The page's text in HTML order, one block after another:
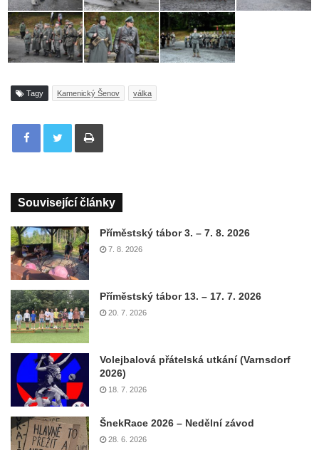
Tagy Kamenický Šenov válka
Tisknout
Související články
Příměstský tábor 3. – 7. 8. 2026
7. 8. 2026
Příměstský tábor 13. – 17. 7. 2026
20. 7. 2026
Volejbalová přátelská utkání (Varnsdorf
2026)
18. 7. 2026
ŠnekRace 2026 – Nedělní závod
28. 6. 2026